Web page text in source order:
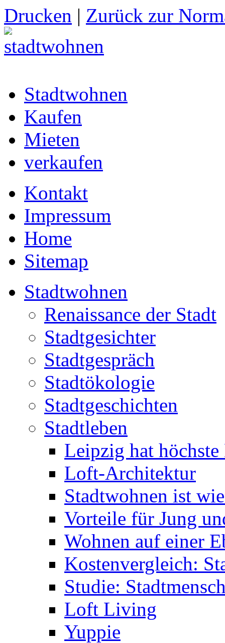
Drucken | Zurück zur
Stadtwohnen
Kaufen
Mieten
verkaufen
Kontakt
Impressum
Home
Sitemap
Stadtwohnen
Renaissance der Stadt
Stadtgesichter
Stadtgespräch
Stadtökologie
Stadtgeschichten
Stadtleben
Leipzig hat
Loft-Architektur
Stadtwohnen ist
Vorteile für Jung
Wohnen auf einer
Kostenvergleich:
Studie:
Loft Living
Yuppie